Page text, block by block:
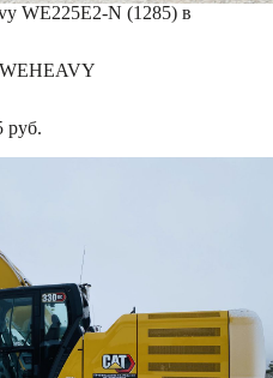
WE225Е2-N (1285) в
WEHEAVY
руб.